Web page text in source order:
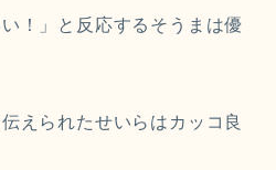
！」と反応するそうまは優
えられたせいらはカッコ良